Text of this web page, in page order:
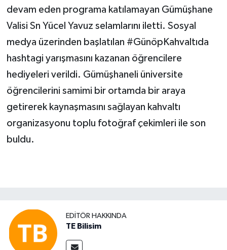
devam eden programa katılamayan Gümüşhane
Valisi Sn Yücel Yavuz selamlarını iletti. Sosyal
medya üzerinden başlatılan #GünöpKahvaltıda
hashtagi yarışmasını kazanan öğrencilere
hediyeleri verildi. Gümüşhaneli üniversite
öğrencilerini samimi bir ortamda bir araya
getirerek kaynaşmasını sağlayan kahvaltı
organizasyonu toplu fotoğraf çekimleri ile son
buldu.
EDITÖR HAKKINDA
TE Bilisim